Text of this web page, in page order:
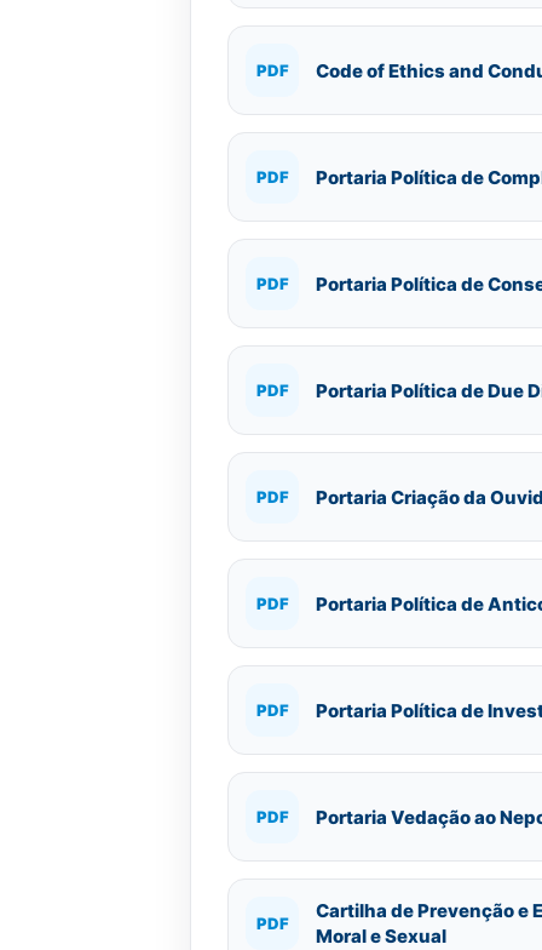
PDF Code of Ethics and
PDF Portaria Política de
PDF Portaria Política de
PDF Portaria Política de Due
PDF Portaria Criação da
PDF Portaria Política de
PDF Portaria Política de
PDF Portaria Vedação ao
PDF
Cartilha de Prevenção e
Moral e Sexual